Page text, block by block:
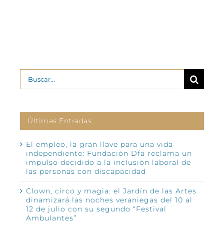
Buscar:
Últimas Entradas
El empleo, la gran llave para una vida
independiente: Fundación Dfa reclama un
impulso decidido a la inclusión laboral de
las personas con discapacidad
Clown, circo y magia: el Jardín de las Artes
dinamizará las noches veraniegas del 10 al
12 de julio con su segundo “Festival
Ambulantes”